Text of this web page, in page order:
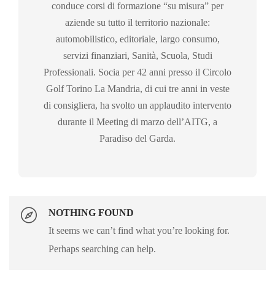
conduce corsi di formazione “su misura” per
aziende su tutto il territorio nazionale:
automobilistico, editoriale, largo consumo,
servizi finanziari, Sanità, Scuola, Studi
Professionali. Socia per 42 anni presso il Circolo
Golf Torino La Mandria, di cui tre anni in veste
di consigliera, ha svolto un applaudito intervento
durante il Meeting di marzo dell’AITG, a
Paradiso del Garda.
NOTHING FOUND
It seems we can’t find what you’re looking for.
Perhaps searching can help.